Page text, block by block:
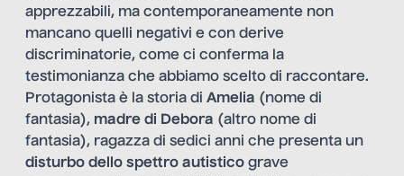
apprezzabili, ma contemporaneamente non
mancano quelli negativi e con derive
discriminatorie, come ci conferma la
testimonianza che abbiamo scelto di raccontare.
Protagonista è la storia di Amelia (nome di
fantasia), madre di Debora (altro nome di
fantasia), ragazza di sedici anni che presenta un
disturbo dello spettro autistico grave